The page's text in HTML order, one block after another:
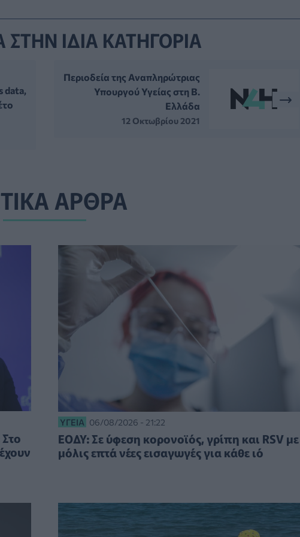
ΣΤΗΝ ΙΔΙΑ ΚΑΤΗΓΟΡΙΑ
data,
Περιοδεία της Αναπληρώτριας
Υπουργού Υγείας στη Β.
Ελλάδα
12 Οκτωβρίου 2021
ΑΡΘΡΑ
ΥΓΕΊΑ 06/08/2026 - 21:22
ΕΟΔΥ: Σε ύφεση κορονοϊός, γρίπη και RSV με
μόλις επτά νέες εισαγωγές για κάθε ιό